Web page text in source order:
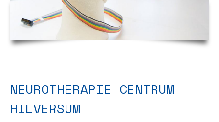
NEUROTHERAPIE CENTRUM
HILVERSUM